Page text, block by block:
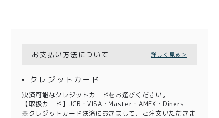
お支払い方法について 詳しく見る＞
クレジットカード
決済可能なクレジットカードをお選びください。
【取扱カード】JCB・VISA・Master・AMEX・Diners
※クレジットカード決済におきまして、ご注文いただきま